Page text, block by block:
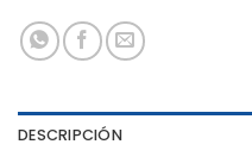
DESCRIPCIÓN